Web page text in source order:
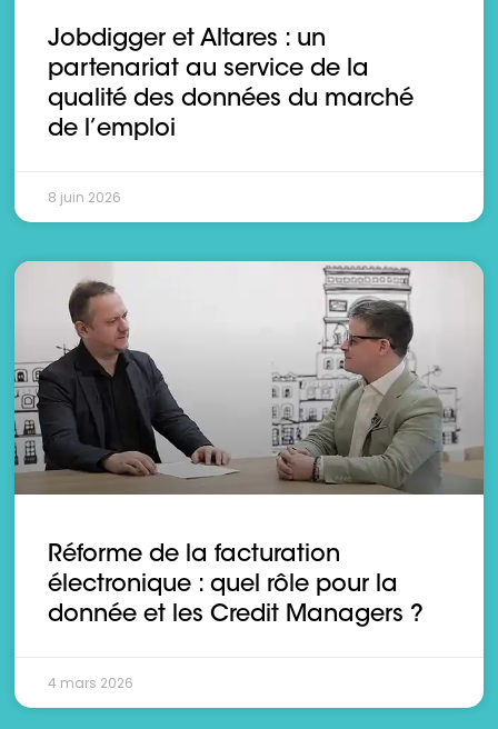
Jobdigger et Altares : un
partenariat au service de la
qualité des données du marché
de l’emploi
8 juin 2026
Réforme de la facturation
électronique : quel rôle pour la
donnée et les Credit Managers ?
4 mars 2026